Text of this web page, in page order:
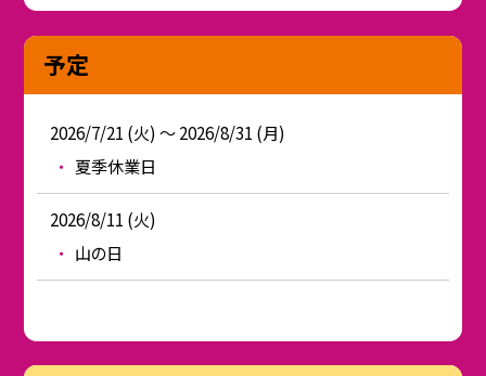
予定
2026/7/21 (火) ～ 2026/8/31 (月)
夏季休業日
2026/8/11 (火)
山の日